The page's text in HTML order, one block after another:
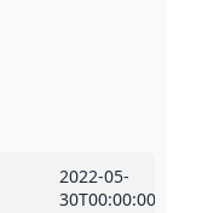
2022-05-
30T00:00:00Z